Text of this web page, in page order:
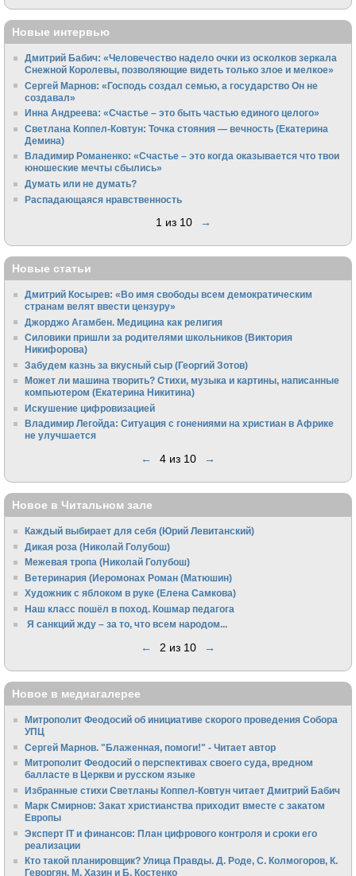
Новые интервью
Дмитрий Бабич: «Человечество надело очки из осколков зеркала
Снежной Королевы, позволяющие видеть только злое и мелкое»
Сергей Марнов: «Господь создал семью, а государство Он не
создавал»
Инна Андреева: «Счастье – это быть частью единого целого»
Светлана Коппел-Ковтун: Точка стояния — вечность (Екатерина
Демина)
Владимир Романенко: «Счастье – это когда оказывается что твои
юношеские мечты сбылись»
Думать или не думать?
Распадающаяся нравственность
1 из 10 →
Новые статьи
Дмитрий Косырев: «Во имя свободы всем демократическим
странам велят ввести цензуру»
Джорджо Агамбен. Медицина как религия
Силовики пришли за родителями школьников (Виктория
Никифорова)
Забудем казнь за вкусный сыр (Георгий Зотов)
Может ли машина творить? Стихи, музыка и картины, написанные
компьютером (Екатерина Никитина)
Искушение цифровизацией
Владимир Легойда: Ситуация с гонениями на христиан в Африке
не улучшается
← 4 из 10 →
Новое в Читальном зале
Каждый выбирает для себя (Юрий Левитанский)
Дикая роза (Николай Голубош)
Межевая тропа (Николай Голубош)
Ветеринария (Иеромонах Роман (Матюшин)
Художник с яблоком в руке (Елена Самкова)
Наш класс пошёл в поход. Кошмар педагога
Я санкций жду – за то, что всем народом...
← 2 из 10 →
Новое в медиагалерее
Митрополит Феодосий об инициативе скорого проведения Собора
УПЦ
Сергей Марнов. "Блаженная, помоги!" - Читает автор
Митрополит Феодосий о перспективах своего суда, вредном
балласте в Церкви и русском языке
Избранные стихи Светланы Коппел-Ковтун читает Дмитрий Бабич
Марк Смирнов: Закат христианства приходит вместе с закатом
Европы
Эксперт IT и финансов: План цифрового контроля и сроки его
реализации
Кто такой планировщик? Улица Правды. Д. Роде, С. Колмогоров, К.
Геворгян, М. Хазин и Б. Костенко